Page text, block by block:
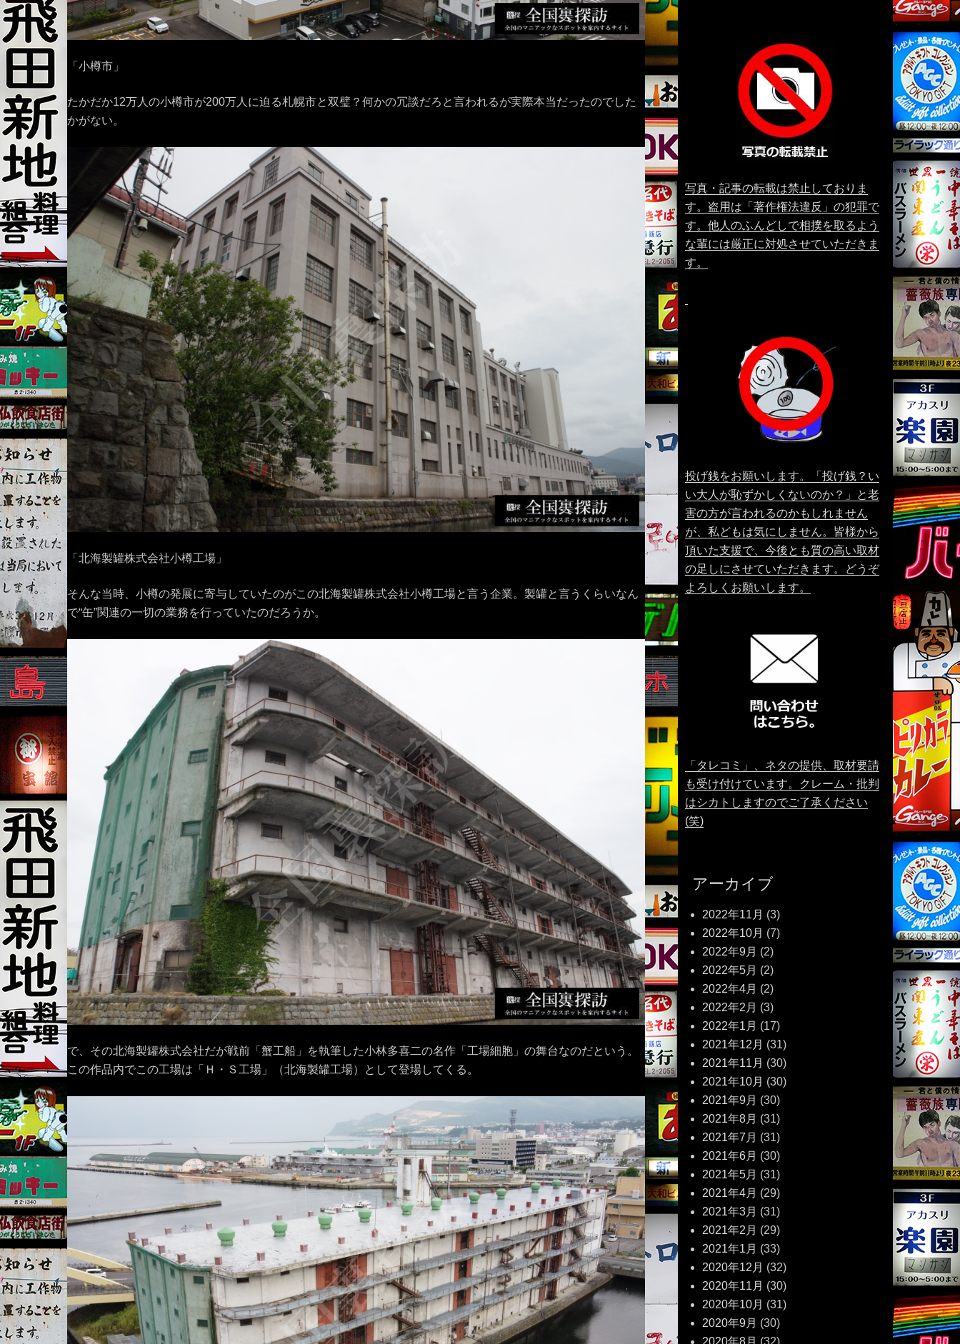
「小樽市」
たかだか12万人の小樽市が200万人に迫る札幌市と双璧？何かの冗談だろと言われるが実際本当だったのでした
かがない。
「北海製罐株式会社小樽工場」
そんな当時、小樽の発展に寄与していたのがこの北海製罐株式会社小樽工場と言う企業。製罐と言うくらいなん
で“缶”関連の一切の業務を行っていたのだろうか。
で、その北海製罐株式会社だが戦前「蟹工船」を執筆した小林多喜二の名作「工場細胞」の舞台なのだという。
この作品内でこの工場は「Ｈ・Ｓ工場」（北海製罐工場）として登場してくる。
写真・記事の転載は禁止しておりま
す。盗用は「著作権法違反」の犯罪で
す。他人のふんどしで相撲を取るよう
な輩には厳正に対処させていただきま
す。
投げ銭をお願いします。「投げ銭？い
い大人が恥ずかしくないのか？」と老
害の方が言われるのかもしれません
が、私どもは気にしません。皆様から
頂いた支援で、今後とも質の高い取材
の足しにさせていただきます。どうぞ
よろしくお願いします。
「タレコミ」、ネタの提供、取材要請
も受け付けています。クレーム・批判
はシカトしますのでご了承ください
(笑)
アーカイブ
2022年11月 (3)
2022年10月 (7)
2022年9月 (2)
2022年5月 (2)
2022年4月 (2)
2022年2月 (3)
2022年1月 (17)
2021年12月 (31)
2021年11月 (30)
2021年10月 (30)
2021年9月 (30)
2021年8月 (31)
2021年7月 (31)
2021年6月 (30)
2021年5月 (31)
2021年4月 (29)
2021年3月 (31)
2021年2月 (29)
2021年1月 (33)
2020年12月 (32)
2020年11月 (30)
2020年10月 (31)
2020年9月 (30)
2020年8月 (32)